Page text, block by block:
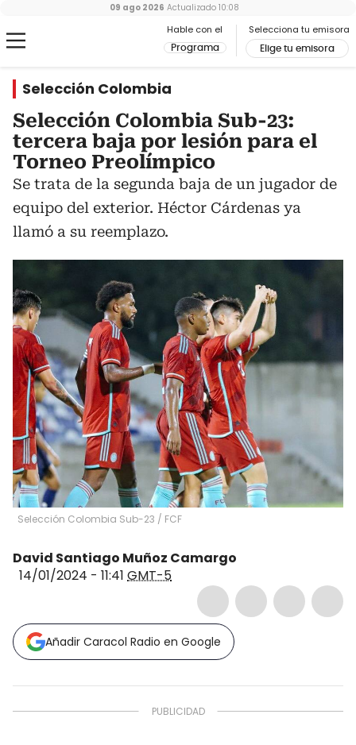
Hable con el
Programa
Selecciona tu emisora
Elige tu emisora
09 ago 2026 Actualizado 10:08
Selección Colombia
Selección Colombia Sub-23:
tercera baja por lesión para el
Torneo Preolímpico
Se trata de la segunda baja de un jugador de
equipo del exterior. Héctor Cárdenas ya
llamó a su reemplazo.
Selección Colombia Sub-23 / FCF
David Santiago Muñoz Camargo
14/01/2024 - 11:41 GMT-5
Añadir Caracol Radio en Google